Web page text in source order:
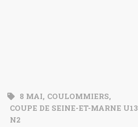
8 MAI, COULOMMIERS,
COUPE DE SEINE-ET-MARNE U13
N2